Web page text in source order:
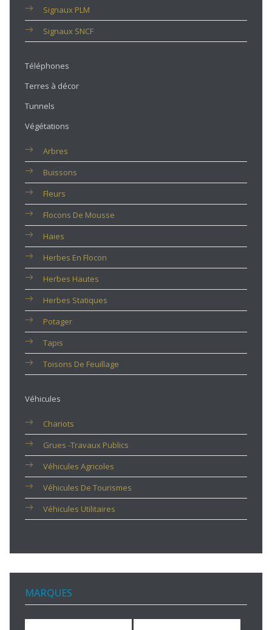
Signaux PLM
Signaux SNCF
Téléphones
Terres à décor
Tunnels
Végétations
Arbres
Buissons
Fleurs
Flocons De Mousse
Haies
Herbes En Flocon
Herbes Hautes
Herbes Statiques
Potager
Tapis
Toisons De Feuillage
Véhicules
Chariots
Grues -travaux Publics
Véhicules Agricoles
Véhicules De Tourismes
Véhicules Utilitaires
MARQUES